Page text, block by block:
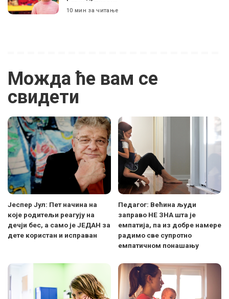
10 мин за читање
Можда ће вам се
свидети
Јеспер Јул: Пет начина на
које родитељи реагују на
дечји бес, а само је ЈЕДАН за
дете користан и исправан
Педагог: Већина људи
заправо НЕ ЗНА шта је
емпатија, па из добре намере
радимо све супротно
емпатичном понашању